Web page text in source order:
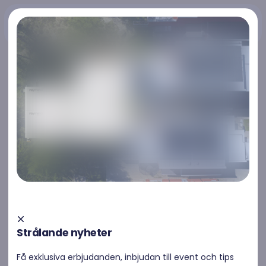
Kontakta oss
Kontakta oss
Solceller Lidköping
privatpersoner som bostadsrättsföreningar,
Strålande nyheter
Få exklusiva erbjudanden, inbjudan till event och tips